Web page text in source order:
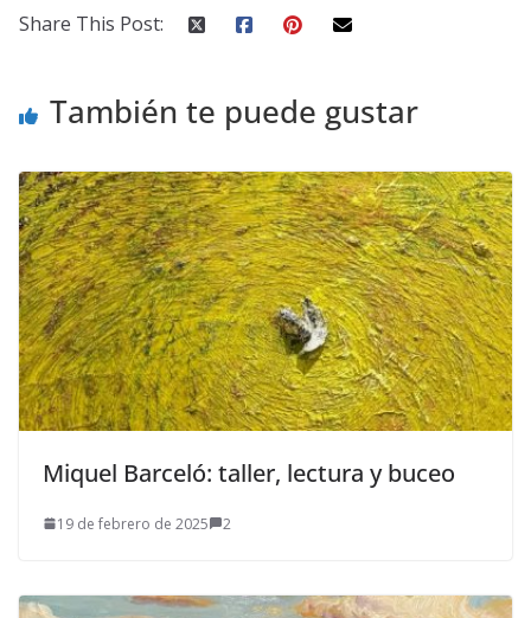
Share This Post:
También te puede gustar
Miquel Barceló: taller, lectura y buceo
19 de febrero de 2025 2